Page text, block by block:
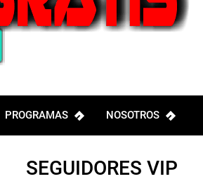
PROGRAMAS NOSOTROS
SEGUIDORES VIP